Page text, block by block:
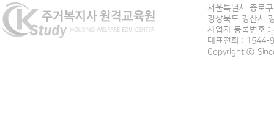
서울특별시 종로
경상북도 경산시
사업자 등록번호
대표전화 : 1544-
Copyright ⓒ